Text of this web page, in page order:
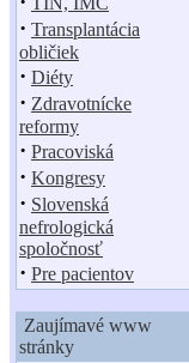
· Transplantácia
obličiek
· Diéty
· Zdravotnícke
reformy
· Pracoviská
· Kongresy
· Slovenská
nefrologická
spoločnosť
· Pre pacientov
Zaujímavé www
stránky